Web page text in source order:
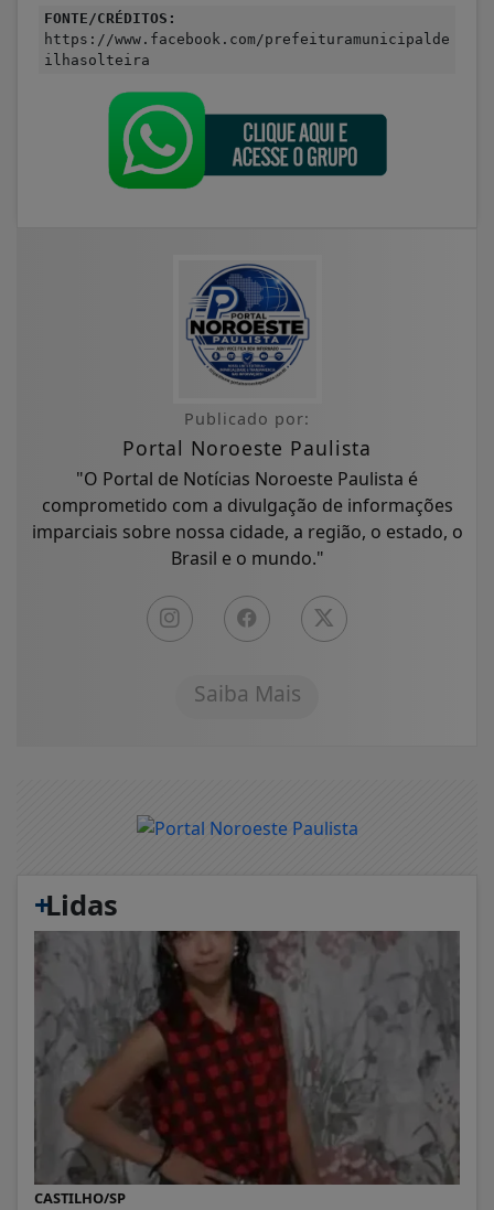
FONTE/CRÉDITOS:
https://www.facebook.com/prefeituramunicipalde
ilhasolteira
Publicado por:
Portal Noroeste Paulista
"O Portal de Notícias Noroeste Paulista é
comprometido com a divulgação de informações
imparciais sobre nossa cidade, a região, o estado, o
Brasil e o mundo."
Saiba Mais
+
Lidas
CASTILHO/SP